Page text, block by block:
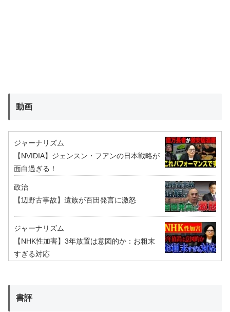
動画
ジャーナリズム
【NVIDIA】ジェンスン・フアンの日本戦略が
面白過ぎる！
政治
【辺野古事故】遺族が百田発言に激怒
ジャーナリズム
【NHK性加害】3年放置は意図的か：お粗末
すぎる対応
書評